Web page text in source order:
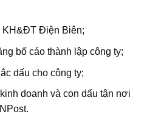
KH&ĐT Điện Biên;
bố cáo thành lập công ty;
dấu cho công ty;
doanh và con dấu tận nơi